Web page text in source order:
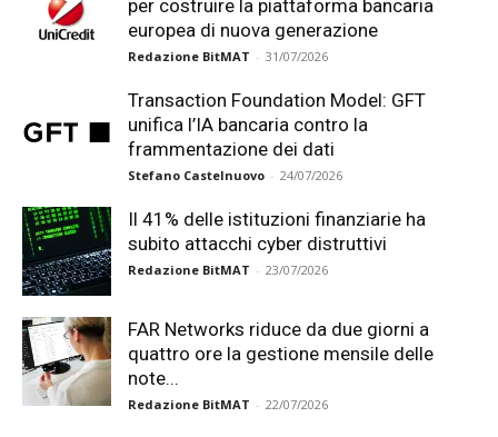
per costruire la piattaforma bancaria
europea di nuova generazione
Redazione BitMAT - 31/07/2026
Transaction Foundation Model: GFT
unifica l’IA bancaria contro la
frammentazione dei dati
Stefano Castelnuovo - 24/07/2026
Il 41% delle istituzioni finanziarie ha
subito attacchi cyber distruttivi
Redazione BitMAT - 23/07/2026
FAR Networks riduce da due giorni a
quattro ore la gestione mensile delle
note...
Redazione BitMAT - 22/07/2026